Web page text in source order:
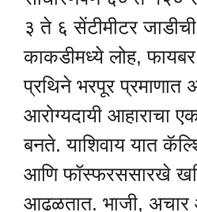
३ ते ६ सेंटीमीटर
काकडीमध्ये लोह,
प्रथिने भरपूर
आरोग्यदायी आहाराचा
बनते. याशिवाय यात
आणि फॉस्फरससारखे
आढळतात. भाजी,